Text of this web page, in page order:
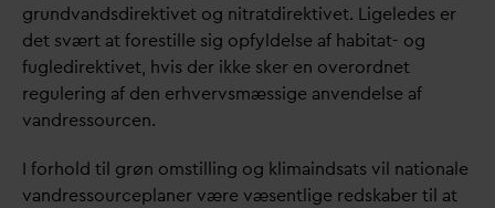
grundvandsdirektivet og nitratdirektivet. Ligeledes er
det svært at forestille sig opfyldelse af habitat- og
fugledirektivet, hvis der ikke sker en overordnet
regulering af den erhvervsmæssige anvendelse af
vandressourcen.
I forhold til grøn omstilling og klimaindsats vil nationale
vandressourceplaner være væsentlige redskaber til at